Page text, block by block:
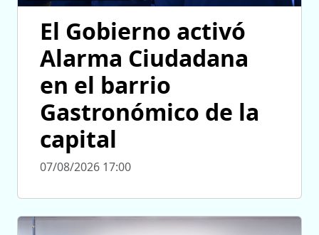
El Gobierno activó
Alarma Ciudadana
en el barrio
Gastronómico de la
capital
07/08/2026 17:00